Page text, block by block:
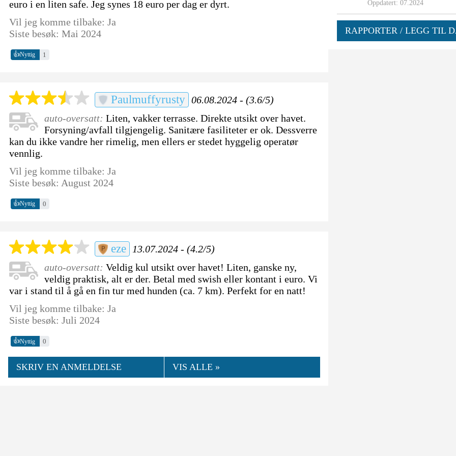
euro i en liten safe. Jeg synes 18 euro per dag er dyrt.
Vil jeg komme tilbake: Ja
Siste besøk: Mai 2024
👍Nyttig 1
Paulmuffyrusty 06.08.2024 - (3.6/5)
auto-oversatt:Liten, vakker terrasse. Direkte utsikt over havet.
Forsyning/avfall tilgjengelig. Sanitære fasiliteter er ok. Dessverre
kan du ikke vandre her rimelig, men ellers er stedet hyggelig operatør
vennlig.
Vil jeg komme tilbake: Ja
Siste besøk: August 2024
👍Nyttig 0
eze
13.07.2024 - (4.2/5)
auto-oversatt:Veldig kul utsikt over havet! Liten, ganske ny,
veldig praktisk, alt er der. Betal med swish eller kontant i euro. Vi
var i stand til å gå en fin tur med hunden (ca. 7 km). Perfekt for en natt!
Vil jeg komme tilbake: Ja
Siste besøk: Juli 2024
👍Nyttig 0
SKRIV EN ANMELDELSE VIS ALLE »
Oppdatert: 07.2024
RAPPORTER / LEGG TIL